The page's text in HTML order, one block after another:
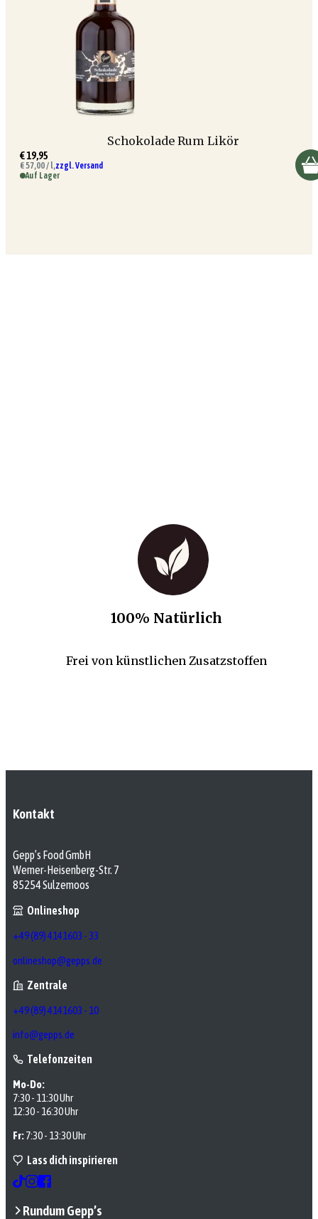
Schokolade Rum Likör
€ 19,95
€ 57,00 / l,zzgl. Versand
Auf Lager
100% Natürlich
Frei von künstlichen Zusatzstoffen
Kontakt
Gepp’s Food GmbH
Werner-Heisenberg-Str. 7
85254 Sulzemoos
Onlineshop
+49 (89) 4141603 - 33
onlineshop@gepps.de
Zentrale
+49 (89) 4141603 - 10
info@gepps.de
Telefonzeiten
Mo-Do:
7:30 - 11:30 Uhr
12:30 - 16:30 Uhr
Fr:7:30 - 13:30 Uhr
Lass dich inspirieren
Rundum Gepp’s